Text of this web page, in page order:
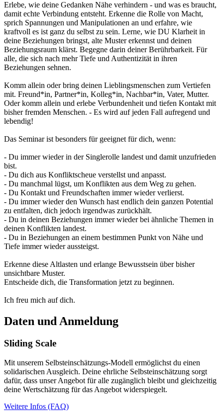
Erlebe, wie deine Gedanken Nähe verhindern - und was es braucht,
damit echte Verbindung entsteht. Erkenne die Rolle von Macht,
sprich Spannungen und Manipulationen an und erfahre, wie
kraftvoll es ist ganz du selbst zu sein. Lerne, wie DU Klarheit in
deine Beziehungen bringst, alte Muster erkennst und deinen
Beziehungsraum klärst. Begegne darin deiner Berührbarkeit. Für
alle, die sich nach mehr Tiefe und Authentizität in ihren
Beziehungen sehnen.
Komm allein oder bring deinen Lieblingsmenschen zum Vertiefen
mit. Freund*in, Partner*in, Kolleg*in, Nachbar*in, Vater, Mutter.
Oder komm allein und erlebe Verbundenheit und tiefen Kontakt mit
bisher fremden Menschen. - Es wird auf jeden Fall aufregend und
lebendig!
Das Seminar ist besonders für geeignet für dich, wenn:
- Du immer wieder in der Singlerolle landest und damit unzufrieden
bist.
- Du dich aus Konfliktscheue verstellst und anpasst.
- Du manchmal lügst, um Konflikten aus dem Weg zu gehen.
- Du Kontakt und Freundschaften immer wieder verlierst.
- Du immer wieder den Wunsch hast endlich dein ganzen Potential
zu entfalten, dich jedoch irgendwas zurückhält.
- Du in deinen Beziehungen immer wieder bei ähnliche Themen in
deinen Konflikten landest.
- Du in Beziehungen an einem bestimmen Punkt von Nähe und
Tiefe immer wieder aussteigst.
Erkenne diese Altlasten und erlange Bewusstsein über bisher
unsichtbare Muster.
Entscheide dich, die Transformation jetzt zu beginnen.
Ich freu mich auf dich.
Daten und Anmeldung
Sliding Scale
Mit unserem Selbsteinschätzungs-Modell ermöglichst du einen
solidarischen Ausgleich. Deine ehrliche Selbsteinschätzung sorgt
dafür, dass unser Angebot für alle zugänglich bleibt und gleichzeitig
deine Wertschätzung für das Angebot widerspiegelt.
Weitere Infos (FAQ)